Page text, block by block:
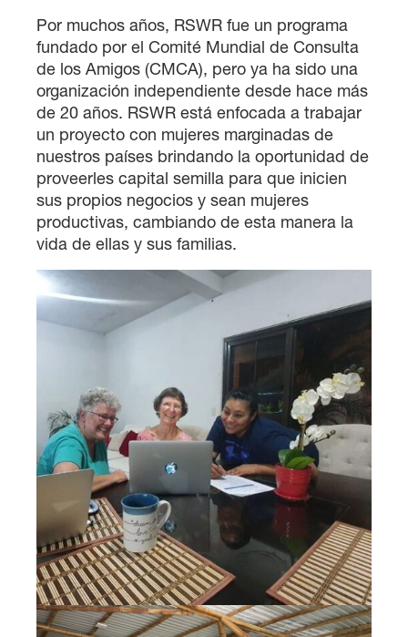
Por muchos años, RSWR fue un programa
fundado por el Comité Mundial de Consulta
de los Amigos (CMCA), pero ya ha sido una
organización independiente desde hace más
de 20 años. RSWR está enfocada a trabajar
un proyecto con mujeres marginadas de
nuestros países brindando la oportunidad de
proveerles capital semilla para que inicien
sus propios negocios y sean mujeres
productivas, cambiando de esta manera la
vida de ellas y sus familias.